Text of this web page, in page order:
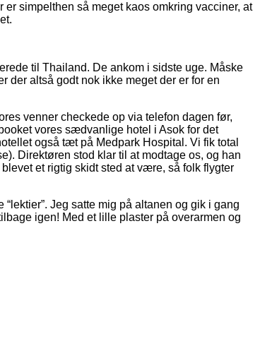
simpelthen så meget kaos omkring vacciner, at
til Thailand. De ankom i sidste uge. Måske
altså godt nok ikke meget der er for en
venner checkede op via telefon dagen før,
vores sædvanlige hotel i Asok for det
også tæt på Medpark Hospital. Vi fik total
Direktøren stod klar til at modtage os, og han
et rigtig skidt sted at være, så folk flygter
Jeg satte mig på altanen og gik i gang
igen! Med et lille plaster på overarmen og